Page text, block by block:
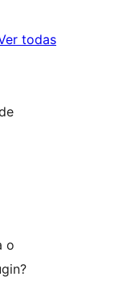
todasavaliações
o